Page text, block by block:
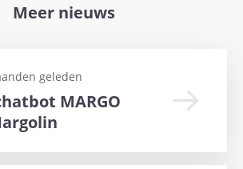
Meer nieuws
geleden
MARGO